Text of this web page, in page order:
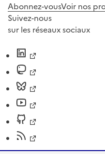
Abonnez-vousVoir nos
Suivez-nous
sur les réseaux sociaux